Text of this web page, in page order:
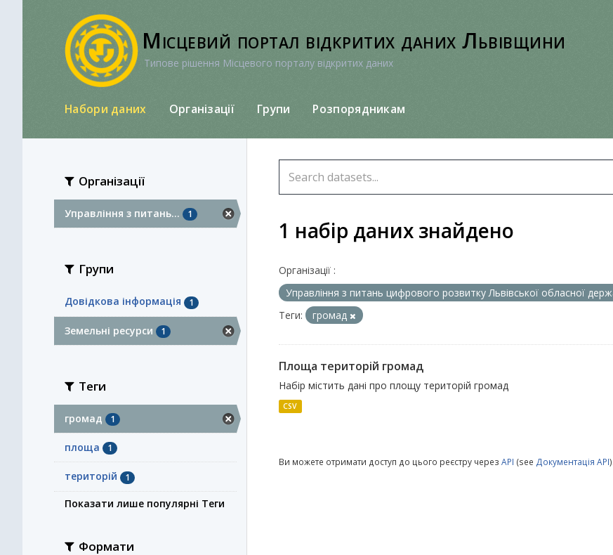
Місцевий портал відкритих даних Львівщини
Типове рішення Місцевого порталу відкритих даних
Набори даних Організації Групи Розпорядникам
Організації
Управління з питань... 1
Групи
Довідкова інформація 1
Земельні ресурси 1
Теги
громад 1
площа 1
територій 1
Показати лише популярні Теги
Формати
1 набір даних знайдено
Організації :
Управління з питань цифрового розвитку Львівської обласної
Теги:
громад
Площа територій громад
Набір містить дані про площу територій громад
CSV
Ви можете отримати доступ до цього реєстру через API (see Документація API).